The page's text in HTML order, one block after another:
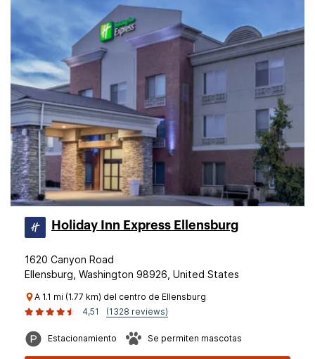
Holiday Inn Express Ellensburg
1620 Canyon Road
Ellensburg, Washington 98926, United States
A 1.1 mi (1.77 km) del centro de Ellensburg
4,51
(1328 reviews)
Estacionamiento Se permiten mascotas